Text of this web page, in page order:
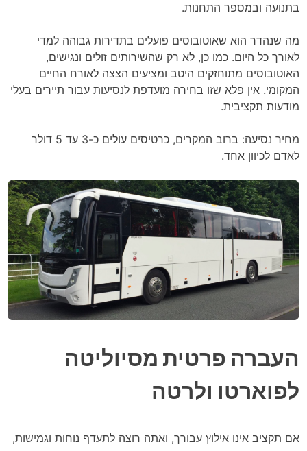
בתנועה ובמספר התחנות.
מה שנהדר הוא שאוטובוסים פועלים בתדירות גבוהה למדי
לאורך כל היום. כמו כן, לא רק שהשירותים זולים ונגישים,
האוטובוסים מתוחזקים היטב ומציעים הצצה לאורח החיים
המקומי. אין פלא שזו בחירה מועדפת לנסיעות עבור תיירים בעלי
מודעות תקציבית.
מחיר נסיעה: ברוב המקרים, כרטיסים עולים כ-3 עד 5 דולר
לאדם לכיוון אחד.
העברה פרטית מסיוליטה
לפוארטו ולרטה
אם תקציב אינו אילוץ עבורך, ואתה רוצה לתעדף נוחות וגמישות,